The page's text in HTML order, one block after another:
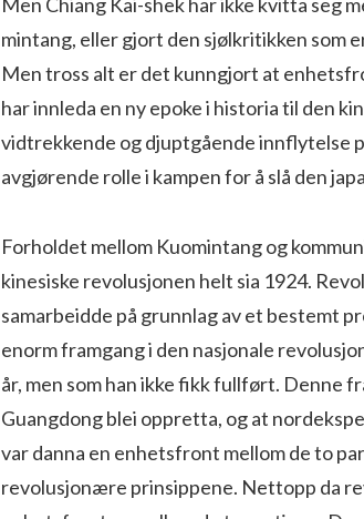
mintang, eller gjort den sjølkritikken som
Men tross alt er det kunngjort at
har innleda en ny epoke i his­toria til den
vidtrekkende og djuptgående innflytelse
avgjørende rolle i kampen for å slå den
Forholdet mellom Kuomintang og
kinesiske revolusjonen helt sia 1924.
samarbeidde på grunnlag av et be­stemt
enorm fram­gang i den nasjonale
år, men som han ikke fikk fullført. Denne
Guangdong blei oppretta, og at
var danna en enhets­front mellom de to
revolusjonære prinsippene. Nettopp da